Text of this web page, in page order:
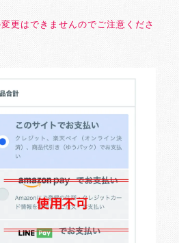
更はできませんのでご注意くださ